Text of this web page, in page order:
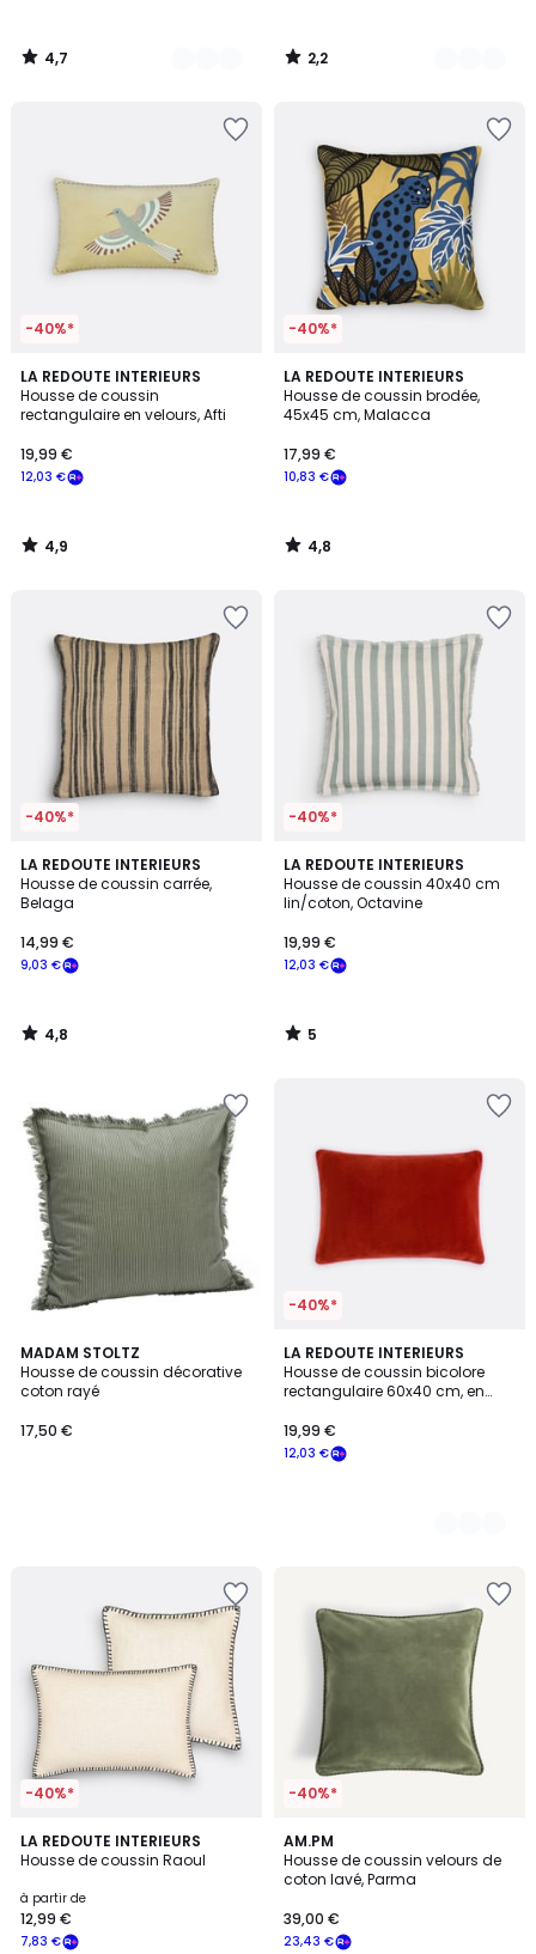
4,7
/
2,2
/
-40%*
LA REDOUTE INTERIEURS
Housse de coussin
rectangulaire en velours, Afti
12,03 €
19,99 €
4,9
/ 5
4,9
/
-40%*
LA REDOUTE INTERIEURS
Housse de coussin brodée,
45x45 cm, Malacca
10,83 €
17,99 €
4,8
/ 5
4,8
/
-40%*
LA REDOUTE INTERIEURS
Housse de coussin carrée,
Belaga
9,03 €
14,99 €
4,8
/ 5
4,8
/
-40%*
LA REDOUTE INTERIEURS
Housse de coussin 40x40 cm
lin/coton, Octavine
12,03 €
19,99 €
5
/
5
5
/
MADAM STOLTZ
Housse de coussin décorative
coton rayé
17,50 €
-40%*
LA REDOUTE INTERIEURS
Housse de coussin bicolore
rectangulaire 60x40 cm, en
12,03 €
19,99 €
4
Couleurs
-40%*
LA REDOUTE INTERIEURS
Housse de coussin Raoul
à partir de
7,83 €
12,99 €
4,6
/ 5
-40%*
AM.PM
Housse de coussin velours de
coton lavé, Parma
23,43 €
39,00 €
4,5
/ 5
4
Couleurs